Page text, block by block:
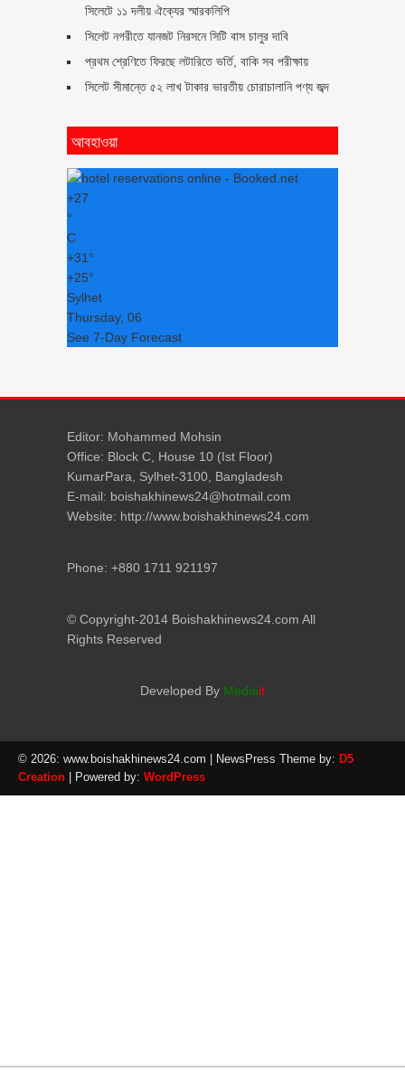
সিলেটে ১১ দলীয় ঐক্যের স্মারকলিপি
সিলেট নগরীতে যানজট নিরসনে সিটি বাস চালুর দাবি
প্রথম শ্রেণিতে ফিরছে লটারিতে ভর্তি, বাকি সব পরীক্ষায়
সিলেট সীমান্তে ৫২ লাখ টাকার ভারতীয় চোরাচালানি পণ্য জব্দ
আবহাওয়া
+27
°
C
+31°
+25°
Sylhet
Thursday, 06
See 7-Day Forecast
Editor: Mohammed Mohsin
Office: Block C, House 10 (Ist Floor)
KumarPara, Sylhet-3100, Bangladesh
E-mail: boishakhinews24@hotmail.com
Website: http://www.boishakhinews24.com
Phone: +880 1711 921197
© Copyright-2014 Boishakhinews24.com All
Rights Reserved
Developed By Mediait
© 2026: www.boishakhinews24.com | NewsPress Theme by: D5
Creation | Powered by: WordPress